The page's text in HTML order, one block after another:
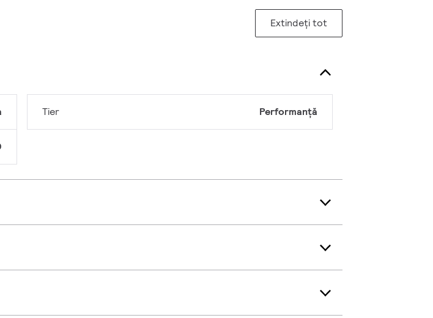
Extindeți tot
Tier Performanță